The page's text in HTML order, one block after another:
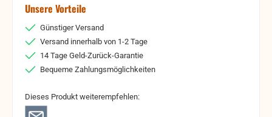
Unsere Vorteile
Günstiger Versand
Versand innerhalb von 1-2 Tage
14 Tage Geld-Zurück-Garantie
Bequeme Zahlungsmöglichkeiten
Dieses Produkt weiterempfehlen: